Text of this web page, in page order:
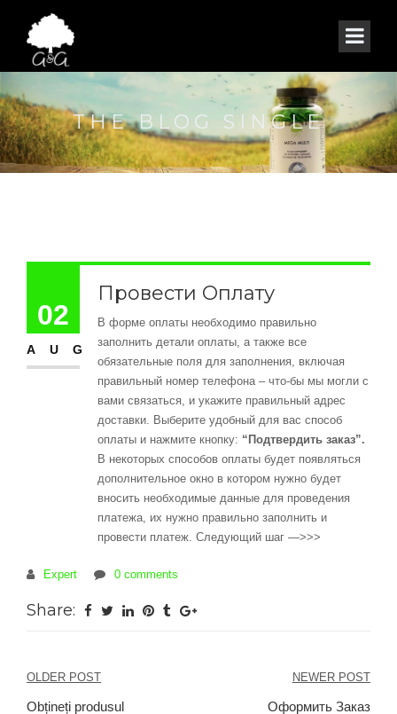
THE BLOG SINGLE
02
AUG
Провести Оплату
В форме оплаты необходимо правильно
заполнить детали оплаты, а также все
обязательные поля для заполнения, включая
правильный номер телефона – что-бы мы могли с
вами связаться, и укажите правильный адрес
доставки. Выберите удобный для вас способ
оплаты и нажмите кнопку: “Подтвердить заказ”.
В некоторых способов оплаты будет появляться
дополнительное окно в котором нужно будет
вносить необходимые данные для проведения
платежа, их нужно правильно заполнить и
провести платеж. Следующий шаг —>>>
Expert 0 comments
Share:
Навигация
OLDER POST
Obțineți produsul
NEWER POST
Оформить Заказ